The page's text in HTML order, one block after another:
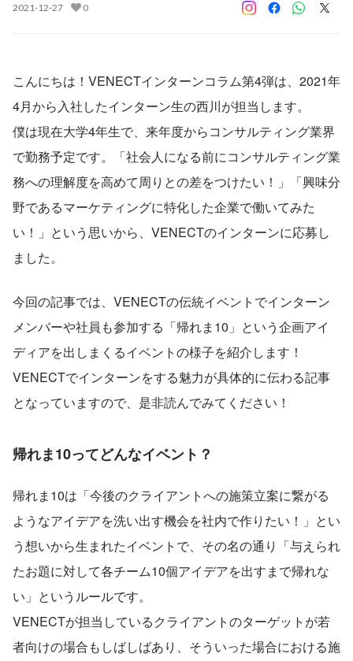
2021-12-27 0
こんにちは！VENECTインターンコラム第4弾は、2021年
4月から入社したインターン生の西川が担当します。
僕は現在大学4年生で、来年度からコンサルティング業界
で勤務予定です。「社会人になる前にコンサルティング業
務への理解度を高めて周りとの差をつけたい！」「興味分
野であるマーケティングに特化した企業で働いてみた
い！」という思いから、VENECTのインターンに応募し
ました。
今回の記事では、VENECTの伝統イベントでインターン
メンバーや社員も参加する「帰れま10」という企画アイ
ディアを出しまくるイベントの様子を紹介します！
VENECTでインターンをする魅力が具体的に伝わる記事
となっていますので、是非読んでみてください！
帰れま10ってどんなイベント？
帰れま10は「今後のクライアントへの施策立案に繋がる
ようなアイデアを洗い出す機会を社内で作りたい！」とい
う想いから生まれたイベントで、その名の通り「与えられ
たお題に対して各チーム10個アイデアを出すまで帰れな
い」というルールです。
VENECTが担当しているクライアントのターゲットが若
者向けの場合もしばしばあり、そういった場合における施